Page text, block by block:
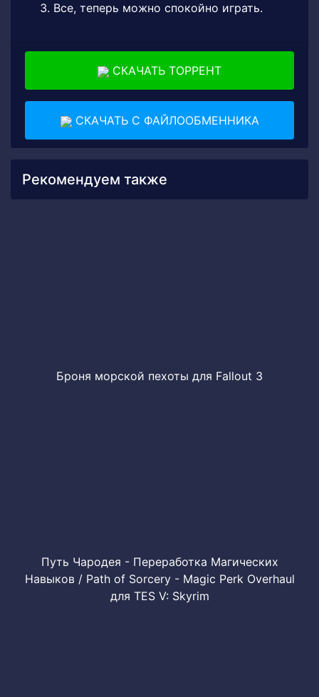
Все, теперь можно спокойно играть.
СКАЧАТЬ ТОРРЕНТ
СКАЧАТЬ С ФАЙЛООБМЕННИКА
Рекомендуем также
Броня морской пехоты для Fallout 3
Путь Чародея - Переработка Магических
Навыков / Path of Sorcery - Magic Perk Overhaul
для TES V: Skyrim